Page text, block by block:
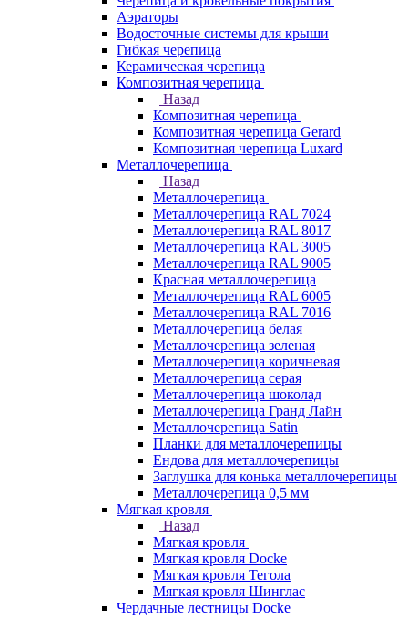
Аэраторы
Водосточные системы для крыши
Гибкая черепица
Керамическая черепица
Композитная черепица
Назад
Композитная черепица
Композитная черепица Gerard
Композитная черепица Luxard
Металлочерепица
Назад
Металлочерепица
Металлочерепица RAL 7024
Металлочерепица RAL 8017
Металлочерепица RAL 3005
Металлочерепица RAL 9005
Красная металлочерепица
Металлочерепица RAL 6005
Металлочерепица RAL 7016
Металлочерепица белая
Металлочерепица зеленая
Металлочерепица коричневая
Металлочерепица серая
Металлочерепица шоколад
Металлочерепица Гранд Лайн
Металлочерепица Satin
Планки для металлочерепицы
Ендова для металлочерепицы
Заглушка для конька металлочерепицы
Металлочерепица 0,5 мм
Мягкая кровля
Назад
Мягкая кровля
Мягкая кровля Docke
Мягкая кровля Тегола
Мягкая кровля Шинглас
Чердачные лестницы Docke